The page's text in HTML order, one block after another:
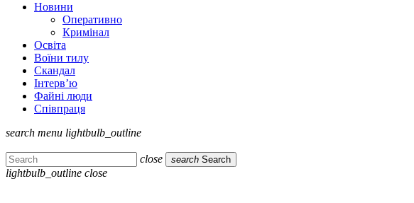
Новини
Оперативно
Кримінал
Освіта
Воїни тилу
Скандал
Інтерв’ю
Файні люди
Співпраця
search menu lightbulb_outline
close search Search
lightbulb_outline close